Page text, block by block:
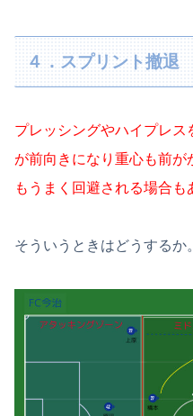
４．スプリント撤退
プレッシングやハイプレ
が前向きになり重心も前
もうまく回避される場合も
そういうときはどうするか。